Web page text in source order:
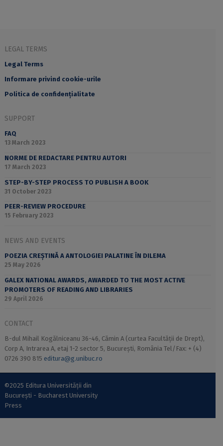
LEGAL TERMS
Legal Terms
Informare privind cookie-urile
Politica de confidențialitate
SUPPORT
FAQ
13 March 2023
NORME DE REDACTARE PENTRU AUTORI
17 March 2023
STEP-BY-STEP PROCESS TO PUBLISH A BOOK
31 October 2023
PEER-REVIEW PROCEDURE
15 February 2023
NEWS AND EVENTS
POEZIA CREȘTINĂ A ANTOLOGIEI PALATINE ÎN DILEMA
25 May 2026
GALEX NATIONAL AWARDS, AWARDED TO THE MOST ACTIVE
PROMOTERS OF READING AND LIBRARIES
29 April 2026
CONTACT
B-dul Mihail Kogălniceanu 36-46, Cămin A (curtea Facultății de Drept),
Corp A, Intrarea A, etaj 1-2 sector 5, București, România Tel/Fax: + (4)
0726 390 815 editura@g.unibuc.ro
©2025 Editura Universității din
București - Bucharest University
Press